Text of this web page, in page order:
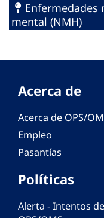
Enfermedades
mental (NMH)
Acerca de
Acerca de OPS/
Empleo
Pasantías
Políticas
Alerta - Intentos